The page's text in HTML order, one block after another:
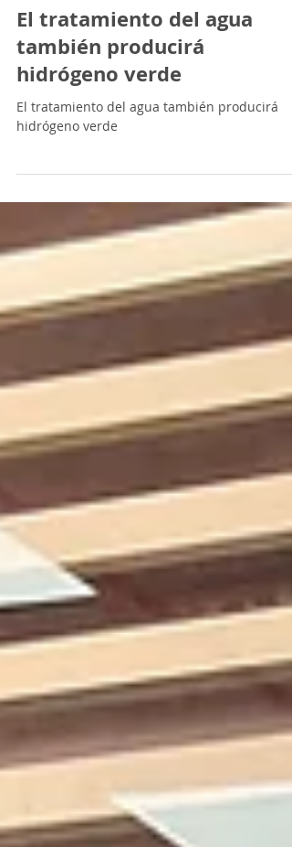
24 jul 2023 3 min de lectura
Calidad de Vida
El tratamiento del agua
también producirá
hidrógeno verde
hidrógeno verde